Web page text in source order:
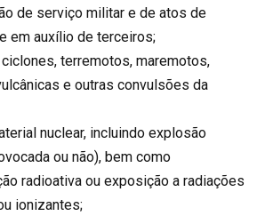
de serviço militar e de atos de
em auxílio de terceiros;
ciclones, terremotos, maremotos,
e outras convulsões da
nuclear, incluindo explosão
ou não), bem como
radioativa ou exposição a radiações
ionizantes;